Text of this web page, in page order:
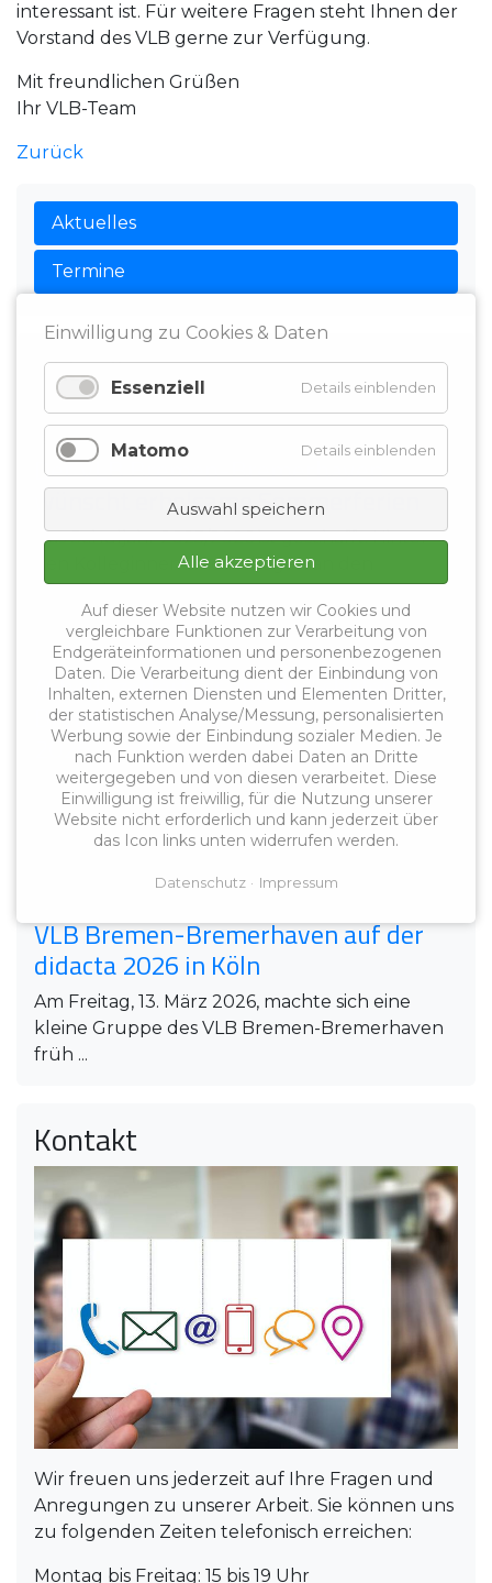
interessant ist. Für weitere Fragen steht Ihnen der
Vorstand des VLB gerne zur Verfügung.
Mit freundlichen Grüßen
Ihr VLB-Team
Zurück
Aktuelles
Termine
Aktuelles
18.07.2026
Der VLB Bremen-Bremerhaven
wünscht erholsame Sommerferien
Das Schuljahr 2025/2026 ist geschafft. Hinter
den Kolleginnen und Kollegen an den
beruflichen ...
23.06.2026
Arbeitszeiterfassung an Schulen:
Bremen startet Praxistest ab August
2026
Ab August 2026 startet Bremen einen echten
Praxistest zur digitalen Arbeitszeiterfassung für
VLB Bremen-Bremerhaven auf der
didacta 2026 in Köln
Am Freitag, 13. März 2026, machte sich eine
kleine Gruppe des VLB Bremen-Bremerhaven
früh ...
Kontakt
Wir freuen uns jederzeit auf Ihre Fragen und
Anregungen zu unserer Arbeit. Sie können uns
zu folgenden Zeiten telefonisch erreichen:
Montag bis Freitag: 15 bis 19 Uhr
Einwilligung zu Cookies & Daten
Essenziell Details einblenden
Matomo Details einblenden
Auswahl speichern
Alle akzeptieren
Auf dieser Website nutzen wir Cookies und
vergleichbare Funktionen zur Verarbeitung von
Endgeräteinformationen und personenbezogenen
Daten. Die Verarbeitung dient der Einbindung von
Inhalten, externen Diensten und Elementen Dritter,
der statistischen Analyse/Messung, personalisierten
Werbung sowie der Einbindung sozialer Medien. Je
nach Funktion werden dabei Daten an Dritte
weitergegeben und von diesen verarbeitet. Diese
Einwilligung ist freiwillig, für die Nutzung unserer
Website nicht erforderlich und kann jederzeit über
das Icon links unten widerrufen werden.
Datenschutz Impressum